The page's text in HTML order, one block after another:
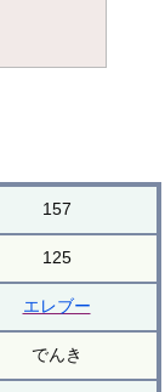
157
125
エレブー
でんき